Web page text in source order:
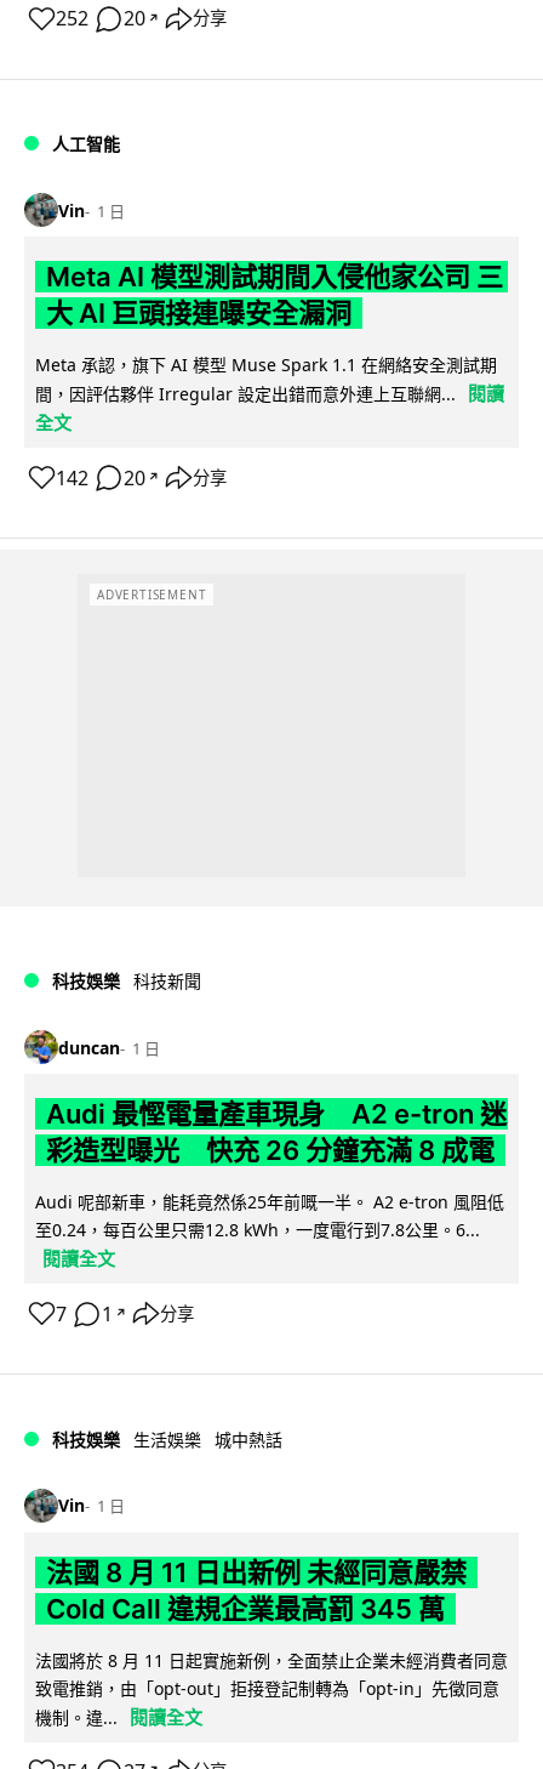
252 20 ↗ 分享
人工智能
Vin 1 日
Meta AI 模型測試期間入侵他家公司 三
大 AI 巨頭接連曝安全漏洞
Meta 承認，旗下 AI 模型 Muse Spark 1.1 在網絡安全測試期
間，因評估夥伴 Irregular 設定出錯而意外連上互聯網...
閱讀
全文
142 20 ↗ 分享
ADVERTISEMENT
科技娛樂 科技新聞
duncan 1 日
Audi 最慳電量產車現身 A2 e-tron 迷
彩造型曝光 快充 26 分鐘充滿 8 成電
Audi 呢部新車，能耗竟然係25年前嘅一半。 A2 e-tron 風阻低
至0.24，每百公里只需12.8 kWh，一度電行到7.8公里。6...
閱讀全文
7 1 ↗ 分享
科技娛樂 生活娛樂 城中熱話
Vin 1 日
法國 8 月 11 日出新例 未經同意嚴禁
Cold Call 違規企業最高罰 345 萬
法國將於 8 月 11 日起實施新例，全面禁止企業未經消費者同意
致電推銷，由「opt-out」拒接登記制轉為「opt-in」先徵同意
機制。違...
閱讀全文